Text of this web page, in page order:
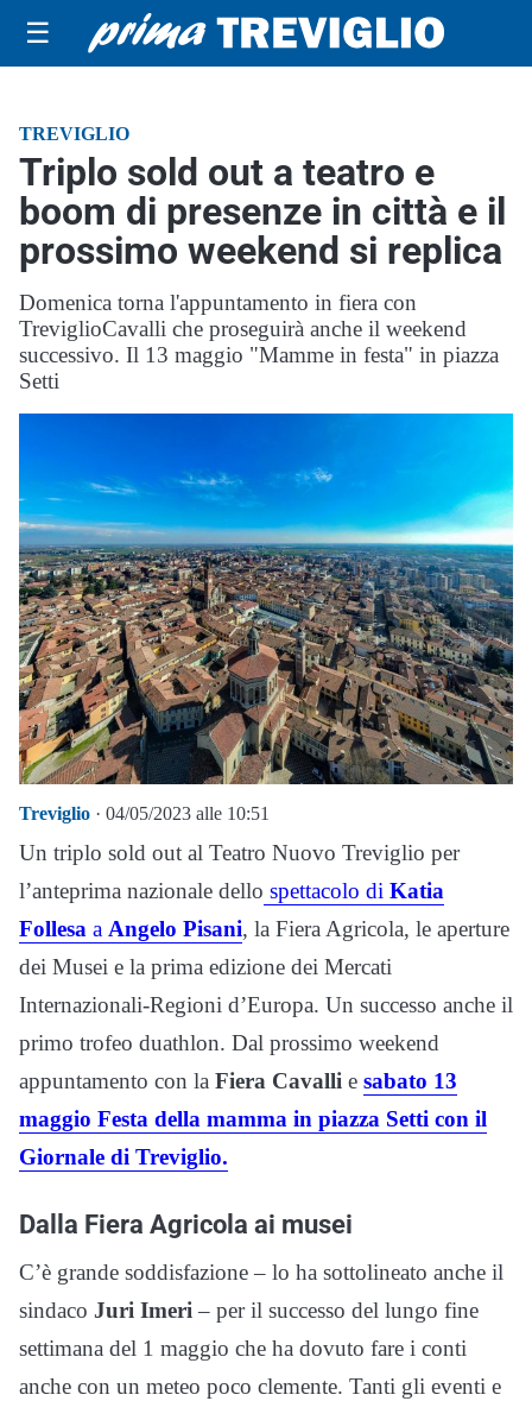
☰
TREVIGLIO
Triplo sold out a teatro e
boom di presenze in città e il
prossimo weekend si replica
Domenica torna l'appuntamento in fiera con
TreviglioCavalli che proseguirà anche il weekend
successivo. Il 13 maggio "Mamme in festa" in piazza
Setti
Treviglio · 04/05/2023 alle 10:51
Un triplo sold out al Teatro Nuovo Treviglio per
l’anteprima nazionale dello spettacolo di Katia
Follesa a Angelo Pisani, la Fiera Agricola, le aperture
dei Musei e la prima edizione dei Mercati
Internazionali-Regioni d’Europa. Un successo anche il
primo trofeo duathlon. Dal prossimo weekend
appuntamento con la Fiera Cavalli e sabato 13
maggio Festa della mamma in piazza Setti con il
Giornale di Treviglio.
Dalla Fiera Agricola ai musei
C’è grande soddisfazione – lo ha sottolineato anche il
sindaco Juri Imeri– per il successo del lungo fine
settimana del 1 maggio che ha dovuto fare i conti
anche con un meteo poco clemente. Tanti gli eventi e